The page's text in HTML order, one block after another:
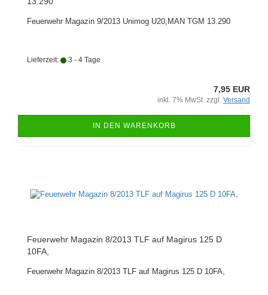
Feuerwehr Magazin 9/2013 Unimog U20,MAN TGM 13.290
Lieferzeit: 3 - 4 Tage
7,95 EUR
inkl. 7% MwSt. zzgl. Versand
IN DEN WARENKORB
Feuerwehr Magazin 8/2013 TLF auf Magirus 125 D
10FA,
Feuerwehr Magazin 8/2013 TLF auf Magirus 125 D 10FA,